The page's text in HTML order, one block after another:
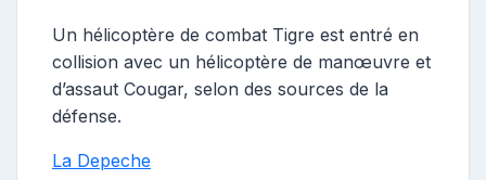
Un hélicoptère de combat Tigre est entré en
collision avec un hélicoptère de manœuvre et
d’assaut Cougar, selon des sources de la
défense.
La Depeche